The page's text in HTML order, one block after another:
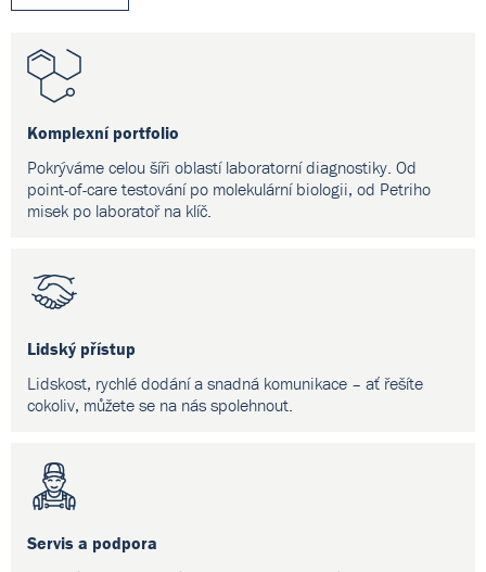
Komplexní portfolio
Pokrýváme celou šíři oblastí laboratorní diagnostiky. Od
point-of-care testování po molekulární biologii, od Petriho
misek po laboratoř na klíč.
Lidský přístup
Lidskost, rychlé dodání a snadná komunikace – ať řešíte
cokoliv, můžete se na nás spolehnout.
Servis a podpora